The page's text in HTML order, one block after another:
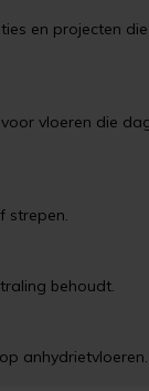
en projecten
vloeren die
strepen.
behoudt.
anhydrietvloeren.